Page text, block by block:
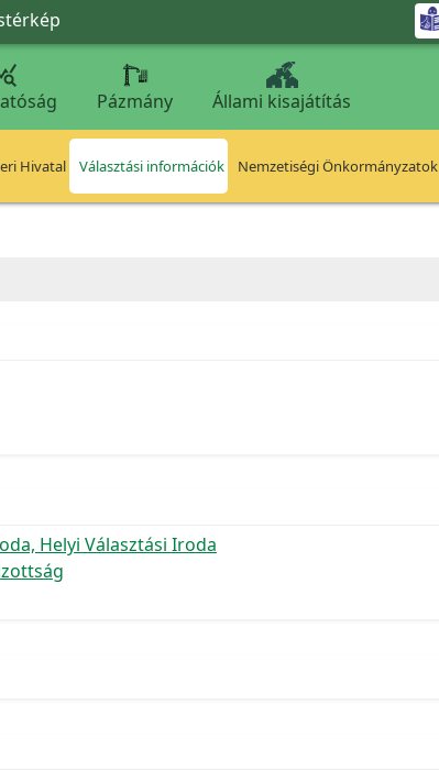
Pázmány Állami kisajátítás
Hivatal Választási információk Nemzetiségi Önkormányzatok
Helyi Választási Iroda